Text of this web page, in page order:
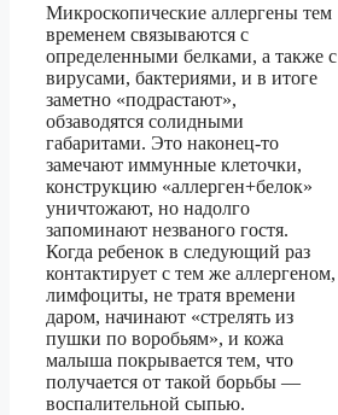
Микроскопические аллергены тем
временем связываются с
определенными белками, а также с
вирусами, бактериями, и в итоге
заметно «подрастают»,
обзаводятся солидными
габаритами. Это наконец-то
замечают иммунные клеточки,
конструкцию «аллерген+белок»
уничтожают, но надолго
запоминают незваного гостя.
Когда ребенок в следующий раз
контактирует с тем же аллергеном,
лимфоциты, не тратя времени
даром, начинают «стрелять из
пушки по воробьям», и кожа
малыша покрывается тем, что
получается от такой борьбы —
воспалительной сыпью.